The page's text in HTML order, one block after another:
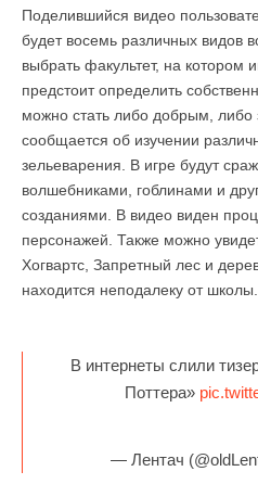
Поделившийся видео
будет восемь различных видов
выбрать факультет, на котором
предстоит определить
можно стать либо добрым,
сообщается об изучении
зельеварения. В игре будут
волшебниками, гоблинами и
созданиями. В видео виден
персонажей. Также можно
Хогвартс, Запретный лес и
находится неподалеку от школы.
В интернеты слили
Поттера»
— Лентач